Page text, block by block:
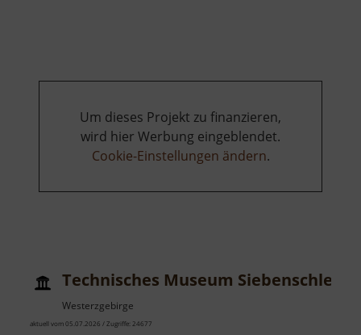
Um dieses Projekt zu finanzieren,
wird hier Werbung eingeblendet.
Cookie-Einstellungen ändern.
Technisches Museum
Westerzgebirge
aktuell vom 05.07.2026 / Zugriffe: 24677